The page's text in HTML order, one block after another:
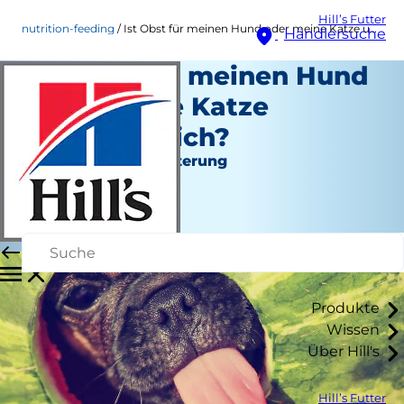
Hill’s Futter
Händlersuche
Produkte
Wissen
Über Hill's
Hill’s Futter
nutrition-feeding Ist Obst für meinen Hund oder meine Katze unbedenklich?
Ist Obst für meinen Hund
oder meine Katze
unbedenklich?
Ernährung und Fütterung
Christine O'Brien
April 23, 2021